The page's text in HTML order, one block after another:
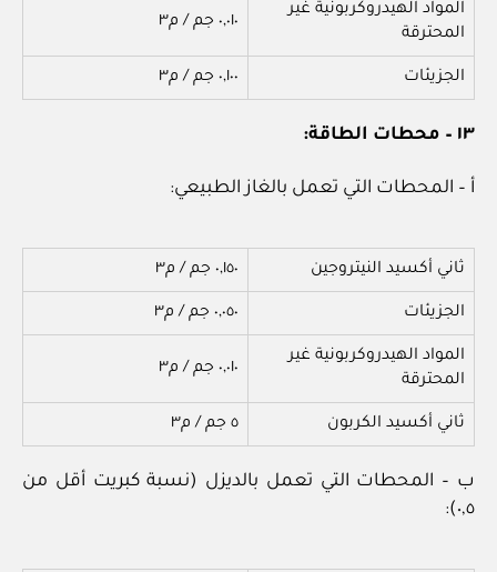
المواد الهيدروكربونية غير
المحترقة
٠,٠١٠ جم / م٣
الجزيئات ٠,١٠٠ جم / م٣
١٣ – محطات الطاقة:
أ – المحطات التي تعمل بالغاز الطبيعي:
ثاني أكسيد النيتروجين ٠,١٥٠ جم / م٣
الجزيئات ٠,٠٥٠ جم / م٣
المواد الهيدروكربونية غير
المحترقة
٠,٠١٠ جم / م٣
ثاني أكسيد الكربون ٥ جم / م٣
ب – المحطات التي تعمل بالديزل (نسبة كبريت أقل من
٠,٥):